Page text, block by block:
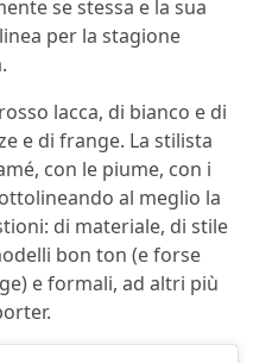
se stessa e la sua
per la stagione
lacca, di bianco e di
e di frange. La stilista
con le piume, con i
al meglio la
di materiale, di stile
bon ton (e forse
e formali, ad altri più